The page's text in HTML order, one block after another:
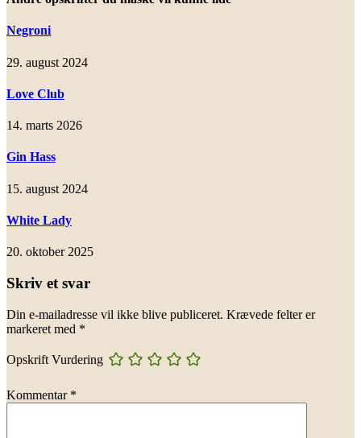
Negroni
29. august 2024
Love Club
14. marts 2026
Gin Hass
15. august 2024
White Lady
20. oktober 2025
Skriv et svar
Din e-mailadresse vil ikke blive publiceret. Krævede felter er
markeret med *
Opskrift Vurdering
Kommentar *